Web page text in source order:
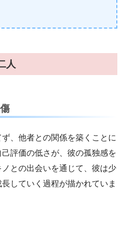
人
、他者との関係を築くことに
評価の低さが、彼の孤独感を
との出会いを通じて、彼は少
していく過程が描かれていま